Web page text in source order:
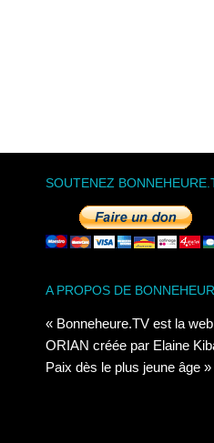
SOUTENEZ
A PROPOS DE
« Bonneheure.TV est la
ORIAN créée par Elaine
Paix dès le plus jeune âge »